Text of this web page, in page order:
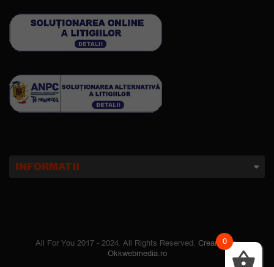
INFORMATII
All For You 2017 - 2024. All Rights Reserved. Creare site:
Okkwebmedia.ro
0